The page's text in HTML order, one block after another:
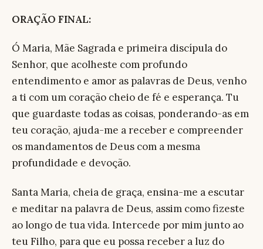
ORAÇÃO FINAL:
Ó Maria, Mãe Sagrada e primeira discípula do
Senhor, que acolheste com profundo
entendimento e amor as palavras de Deus, venho
a ti com um coração cheio de fé e esperança. Tu
que guardaste todas as coisas, ponderando-as em
teu coração, ajuda-me a receber e compreender
os mandamentos de Deus com a mesma
profundidade e devoção.
Santa Maria, cheia de graça, ensina-me a escutar
e meditar na palavra de Deus, assim como fizeste
ao longo de tua vida. Intercede por mim junto ao
teu Filho, para que eu possa receber a luz do